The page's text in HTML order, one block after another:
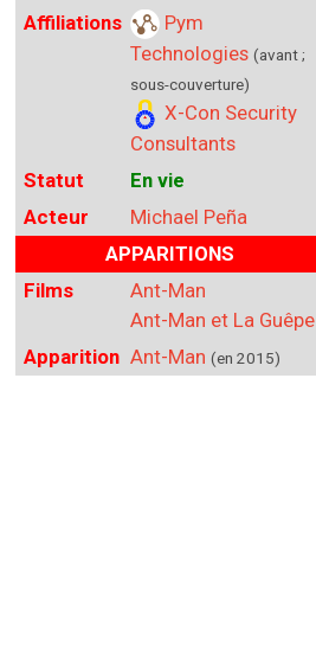
Affiliations
Pym
Technologies (avant ;
sous-couverture)
X-Con Security
Consultants
Statut
En vie
Acteur
Michael Peña
APPARITIONS
Films
Ant-Man
Ant-Man et La Guêpe
Apparition Ant-Man (en 2015)